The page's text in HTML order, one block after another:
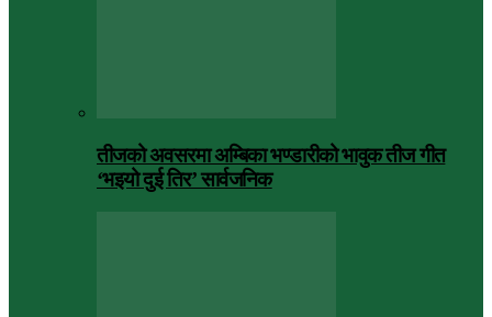
तीजको अवसरमा अम्बिका भण्डारीको भावुक तीज गीत
‘भइयो दुई तिर’ सार्वजनिक